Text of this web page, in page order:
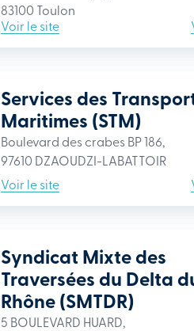
83100 Toulon
Voir le site
Services des
Maritimes (STM)
Boulevard des crabes BP 186,
97610 DZAOUDZI-LABATTOIR
Voir le site
Syndicat Mixte des
Traversées du Delta
Rhône (SMTDR)
5 BOULEVARD HUARD,